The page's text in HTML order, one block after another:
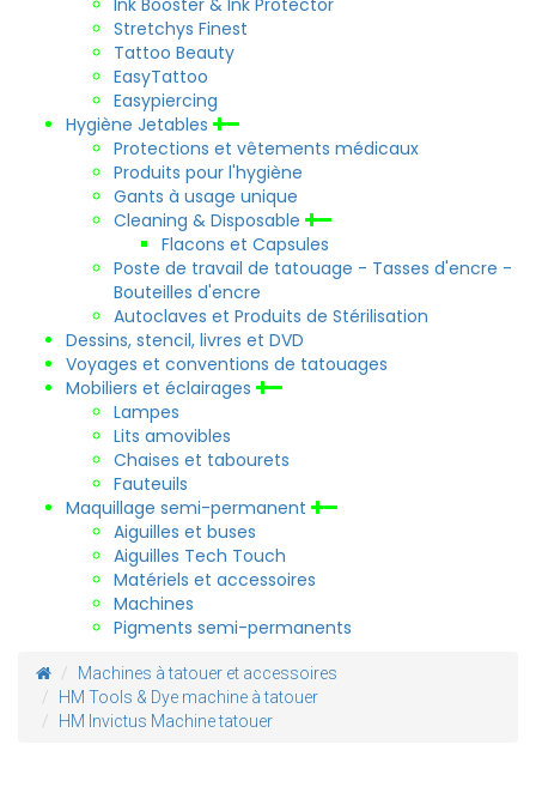
Stretchys Finest
Tattoo Beauty
EasyTattoo
Easypiercing
Hygiène Jetables
Protections et vêtements médicaux
Produits pour l'hygiène
Gants à usage unique
Cleaning & Disposable
Flacons et Capsules
Poste de travail de tatouage - Tasses d'encre -
Bouteilles d'encre
Autoclaves et Produits de Stérilisation
Dessins, stencil, livres et DVD
Voyages et conventions de tatouages
Mobiliers et éclairages
Lampes
Lits amovibles
Chaises et tabourets
Fauteuils
Maquillage semi-permanent
Aiguilles et buses
Aiguilles Tech Touch
Matériels et accessoires
Machines
Pigments semi-permanents
Machines à tatouer et accessoires
HM Tools & Dye machine à tatouer
HM Invictus Machine tatouer